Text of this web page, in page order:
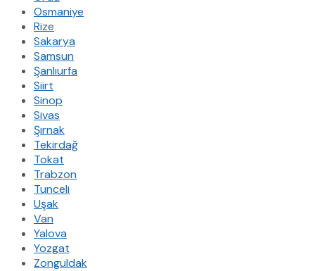
Osmaniye
Rize
Sakarya
Samsun
Şanlıurfa
Siirt
Sinop
Sivas
Şırnak
Tekirdağ
Tokat
Trabzon
Tunceli
Uşak
Van
Yalova
Yozgat
Zonguldak